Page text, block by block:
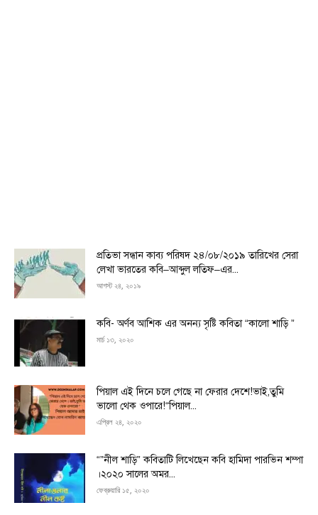
প্রতিভা সন্ধান কাব্য পরিষদ ২৪/০৮/২০১৯ তারিখের সেরা
লেখা ভারতের কবি–আব্দুল লতিফ–এর...
আগস্ট ২৪, ২০১৯
কবি- অর্ণব আশিক এর অনন্য সৃষ্টি কবিতা “কালো শাড়ি ”
মার্চ ১৩, ২০২০
পিয়াল এই দিনে চলে গেছে না ফেরার দেশে!ভাই,তুমি
ভালো থেক ওপারে!“পিয়াল...
এপ্রিল ২৪, ২০২০
“”নীল শাড়ি” কবিতাটি লিখেছেন কবি হামিদা পারভিন শম্পা
।২০২০ সালের অমর...
ফেব্রুয়ারি ১৫, ২০২০